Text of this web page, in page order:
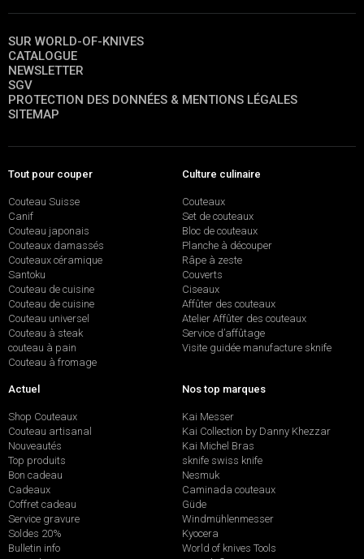
SUR WORLD-OF-KNIVES
CATALOGUE
NEWSLETTER
SGV
PROTECTION DES DONNÉES & MENTIONS LÉGALES
SITEMAP
Tout pour couper
Couteau Suisse
Canif
Couteau japonais
Couteaux damassés
Couteaux céramique
Santoku
Couteau de cuisine
Couteau de cuisine
Couteau universel
Couteau à steak
couteau à pain
Couteau à fromage
Culture culinaire
Couteaux
Set de couteaux
Bloc de couteaux
Planche à découper
Râpe à zeste
Couverts
Ciseaux
Affûter des couteaux
Atelier Affûter des couteaux
Service d’affûtage
Visite guidée manufacture sknife
Actuel
Shop Couteaux
Couteau artisanal
Nouveautés
Top produits
Bon cadeau
Cadeaux
Coffret cadeau
Service gravure
Soldes 20%
Bulletin info
Nos top marques
Kai Messer
Kai Collection by Danny Khezzar
Kai Michel Bras
sknife swiss knife
Nesmuk
Caminada couteaux
Güde
Windmühlenmesser
Kyocera
World of knives Tools